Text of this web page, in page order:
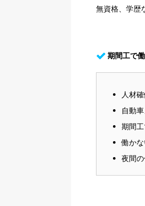
無資格、学歴
期間工で
人材
自動
期間
働か
夜間